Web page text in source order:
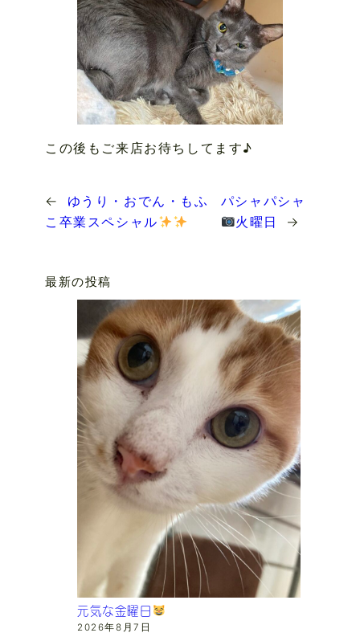
この後もご来店お待ちしてます♪
←
ゆうり・おでん・もふ
こ卒業スペシャル
パシャパシャ
火曜日
→
最新の投稿
元気な金曜日
2026年8月7日